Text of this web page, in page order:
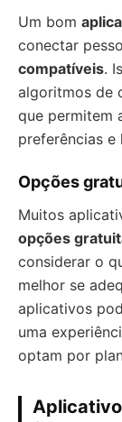
Um bom
conectar
compatíveis.
algoritmos de
que permitem
preferências e
Opções
Muitos
opções
considerar o
melhor se
aplicativos
uma
optam por